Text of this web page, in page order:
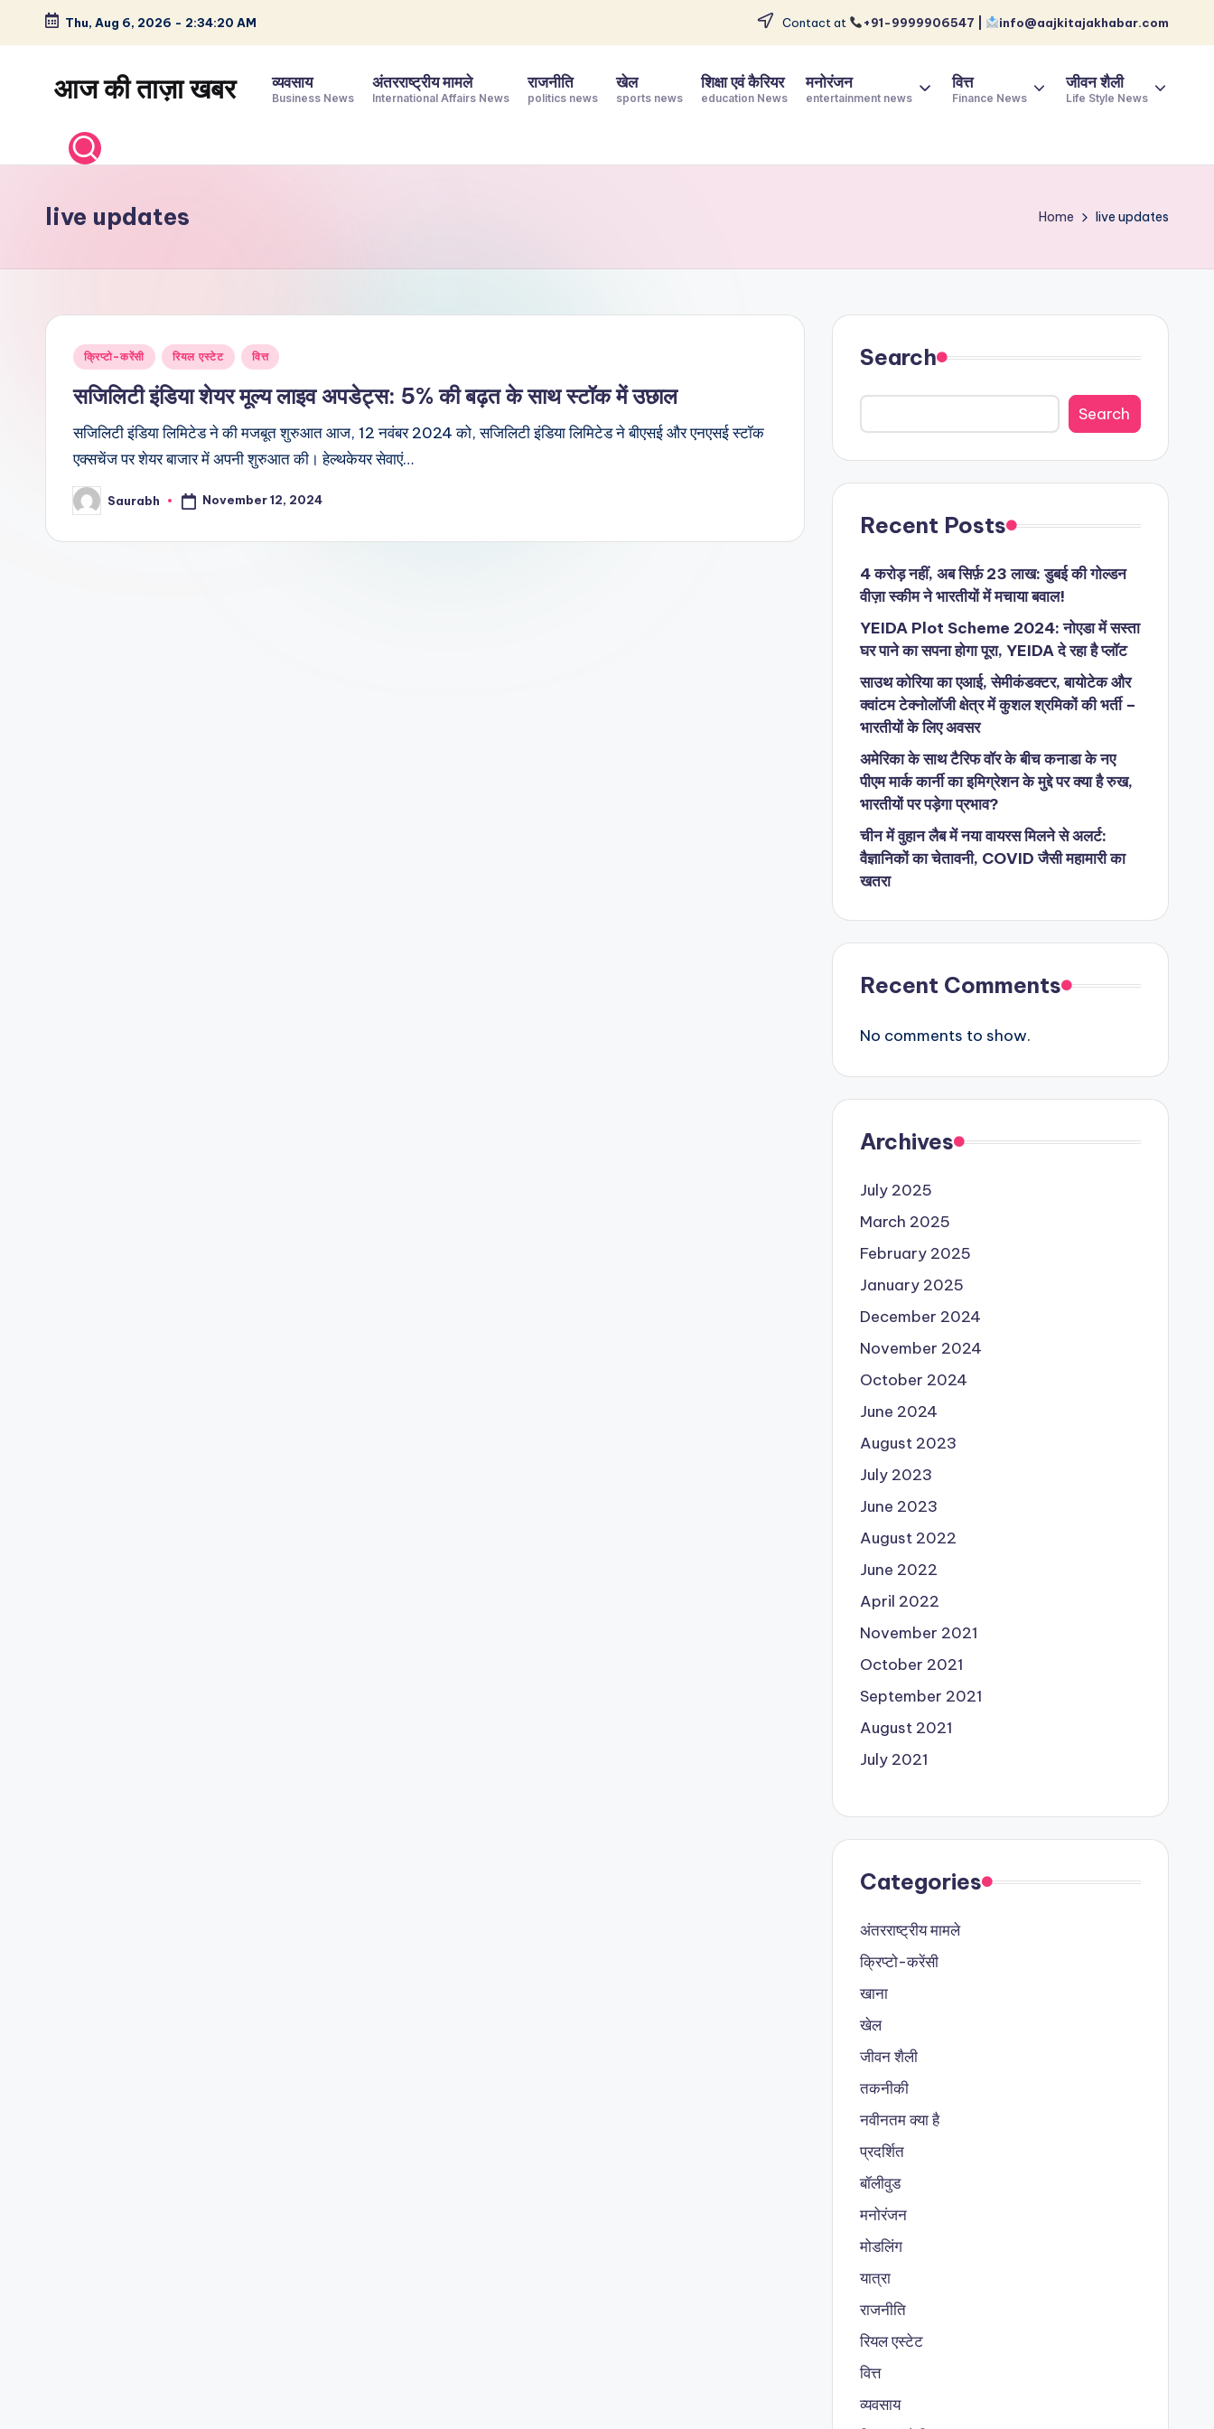
Skip
content
Thu, Aug 6, 2026 - 2:34:21 AM Contact at +91-9999906547 | info@aajkitajakhabar.com
आज की ताज़ा खबर
समाचार
–
और
विश्व
व्यवसाय
Business News
अंतरराष्ट्रीय मामले
International Affairs News
राजनीति
politics news
खेल
sports news
शिक्षा एवं कैरियर
education News
मनोरंजन
entertainment news
वित्त
Finance News
जीवन शैली
Life Style News
live updates Home live updates
Posted
क्रिप्टो-करेंसी रियल एस्टेट वित्त
सजिलिटी इंडिया शेयर मूल्य लाइव अपडेट्स: 5% की बढ़त के साथ स्टॉक में उछाल
सजिलिटी इंडिया लिमिटेड ने की मजबूत शुरुआत आज, 12 नवंबर 2024 को, सजिलिटी इंडिया लिमिटेड ने बीएसई और एनएसई स्टॉक
एक्सचेंज पर शेयर बाजार में अपनी शुरुआत की। हेल्थकेयर सेवाएं…
Posted
by
Saurabh November 12, 2024
Search
Search
Recent Posts
4 करोड़ नहीं, अब सिर्फ़ 23 लाख: डुबई की गोल्डन
वीज़ा स्कीम ने भारतीयों में मचाया बवाल!
YEIDA Plot Scheme 2024: नोएडा में सस्ता
घर पाने का सपना होगा पूरा, YEIDA दे रहा है प्लॉट
साउथ कोरिया का एआई, सेमीकंडक्टर, बायोटेक और
क्वांटम टेक्नोलॉजी क्षेत्र में कुशल श्रमिकों की भर्ती –
भारतीयों के लिए अवसर
अमेरिका के साथ टैरिफ वॉर के बीच कनाडा के नए
पीएम मार्क कार्नी का इमिग्रेशन के मुद्दे पर क्या है रुख,
भारतीयों पर पड़ेगा प्रभाव?
चीन में वुहान लैब में नया वायरस मिलने से अलर्ट:
वैज्ञानिकों का चेतावनी, COVID जैसी महामारी का
खतरा
Recent Comments
No comments to show.
Archives
July 2025
March 2025
February 2025
January 2025
December 2024
November 2024
October 2024
June 2024
August 2023
July 2023
June 2023
August 2022
June 2022
April 2022
November 2021
October 2021
September 2021
August 2021
July 2021
Categories
अंतरराष्ट्रीय मामले
क्रिप्टो-करेंसी
खाना
खेल
जीवन शैली
तकनीकी
नवीनतम क्या है
प्रदर्शित
बॉलीवुड
मनोरंजन
मोडलिंग
यात्रा
राजनीति
रियल एस्टेट
वित्त
व्यवसाय